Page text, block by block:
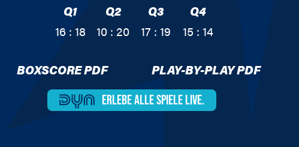
Q1
16 : 18
Q2
10 : 20
Q3
17 : 19
Q4
15 : 14
BOXSCORE PDF PLAY-BY-PLAY PDF
ERLEBE ALLESPIELE LIVE.